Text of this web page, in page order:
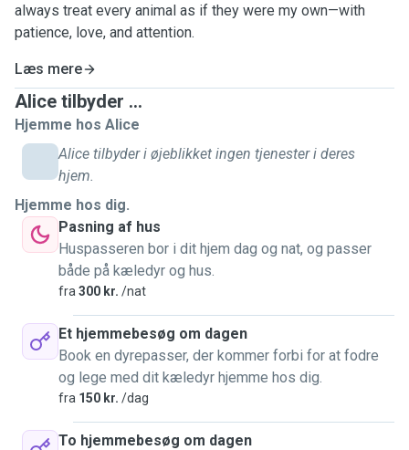
always treat every animal as if they were my own—with
patience, love, and attention.
Læs mere
Alice tilbyder ...
Hjemme hos Alice
Alice tilbyder i øjeblikket ingen tjenester i deres
hjem.
Hjemme hos dig.
Pasning af hus
Huspasseren bor i dit hjem dag og nat, og passer
både på kæledyr og hus.
fra 300 kr. /nat
Et hjemmebesøg om dagen
Book en dyrepasser, der kommer forbi for at fodre
og lege med dit kæledyr hjemme hos dig.
fra 150 kr. /dag
To hjemmebesøg om dagen